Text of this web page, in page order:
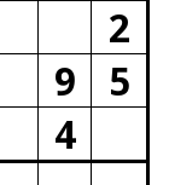
2
9
5
4